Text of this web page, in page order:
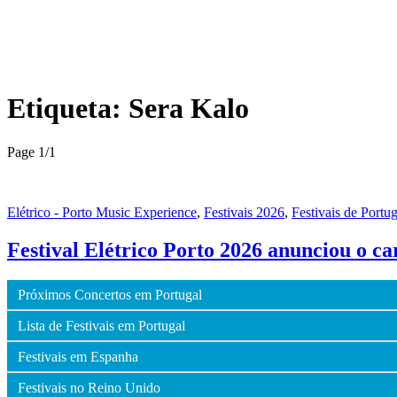
Etiqueta: Sera Kalo
Page 1/1
Elétrico - Porto Music Experience, Festivais 2026, Festivais de
Festival Elétrico Porto 2026 anunciou o
Próximos Concertos em Portugal
Lista de Festivais em Portugal
Festivais em Espanha
Festivais no Reino Unido